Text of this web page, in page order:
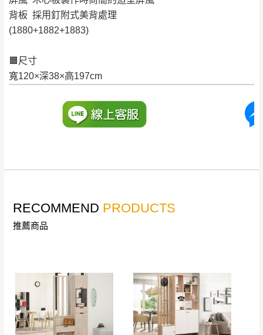
背板 採用釘附式美背處理
(1880+1882+1883)
🟧尺寸
寬120×深38×高197cm
加收說明
狀況保有出貨的權利。
保護物流人員的工作安全，賣家無提供吊掛服務，若
商品，無法指定特定時間送達，司機當天到貨前皆會
再與您通知，讓您不用整天在家等貨，以免浪費你的
寶貴時間。
如遇自然災害、政府宣布之災害警報等不可抗力情
由於透過電腦螢幕選購商品，可能會因個人
電腦螢幕的設定色差或解析度等因素， 與實
際商品的顏色、質感稍有不同，如因此而需
訂購前請確認商品尺寸，大型物件因為人工
詳細尺寸以實品為主。
非因本公司問題而需退換貨，請於收到貨7日
台北市、新北市地區固定每周(三)、(日)兩天
環境不同。若屬人為因素導致商品損壞、零
件短缺，則維修、搬運費用，需由消費者自
行吸收(另事先與消費者報價，消費者同意將
會進行維修)。
RECOMMEND PRODUCTS
推薦商品